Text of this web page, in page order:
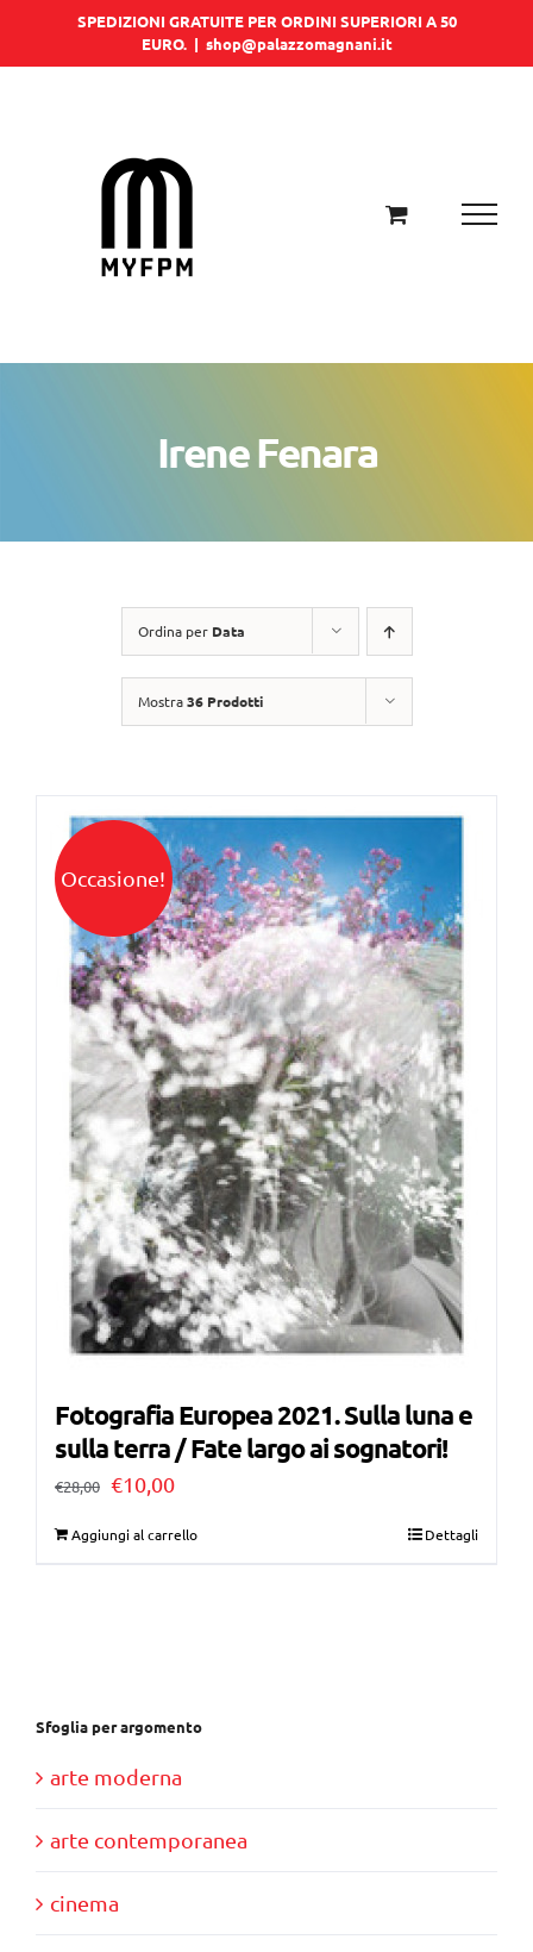
SPEDIZIONI GRATUITE PER ORDINI SUPERIORI A 50
EURO. | shop@palazzomagnani.it
Irene Fenara
Ordina per Data
Mostra36 Prodotti
Occasione!
Fotografia Europea 2021. Sulla luna e
sulla terra / Fate largo ai sognatori!
€28,00 Il
€10,00Il
Aggiungi al carrello Dettagli
Sfoglia per argomento
arte moderna
arte contemporanea
cinema